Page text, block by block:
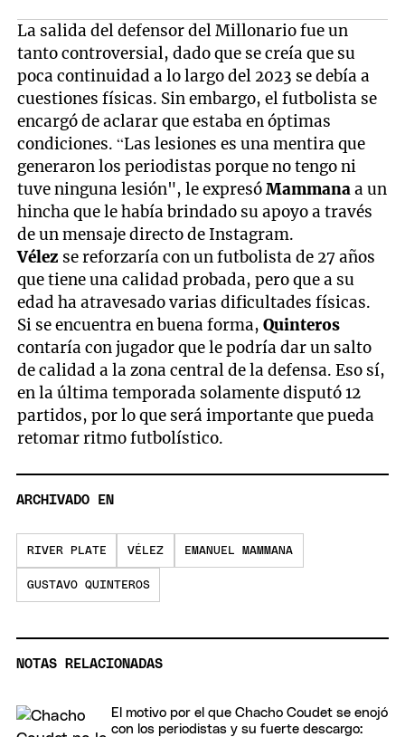
La salida del defensor del Millonario fue un
tanto controversial, dado que se creía que su
poca continuidad a lo largo del 2023 se debía a
cuestiones físicas. Sin embargo, el futbolista se
encargó de aclarar que estaba en óptimas
condiciones. “Las lesiones es una mentira que
generaron los periodistas porque no tengo ni
tuve ninguna lesión", le expresóMammanaa un
hincha que le había brindado su apoyo a través
de un mensaje directo de Instagram.
Vélez se reforzaría con un futbolista de 27 años
que tiene una calidad probada, pero que a su
edad ha atravesado varias dificultades físicas.
Si se encuentra en buena forma,Quinteros
contaría con jugador que le podría dar un salto
de calidad a la zona central de la defensa. Eso sí,
en la última temporada solamente disputó 12
partidos, por lo que será importante que pueda
retomar ritmo futbolístico.
ARCHIVADO EN
RIVER PLATE VÉLEZ EMANUEL MAMMANA
GUSTAVO QUINTEROS
NOTAS RELACIONADAS
El motivo por el que Chacho Coudet se enojó
con los periodistas y su fuerte descargo: